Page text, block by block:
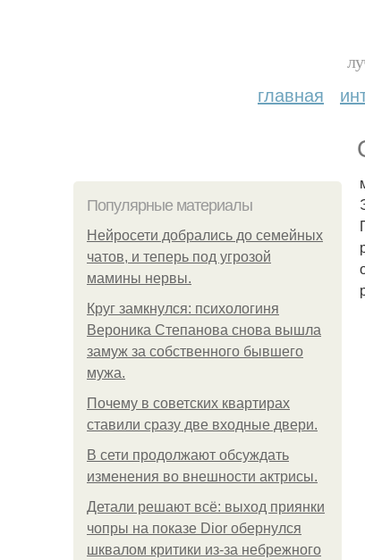
главная
Популярные материалы
Нейросети добрались до семейных
чатов, и теперь под угрозой
мамины нервы.
Круг замкнулся: психологиня
Вероника Степанова снова вышла
замуж за собственного бывшего
мужа.
Почему в советских квартирах
ставили сразу две входные двери.
В сети продолжают обсуждать
изменения во внешности актрисы.
Детали решают всё: выход приянки
чопры на показе Dior обернулся
шквалом критики из-за небрежного